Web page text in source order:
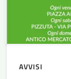
AVVISI